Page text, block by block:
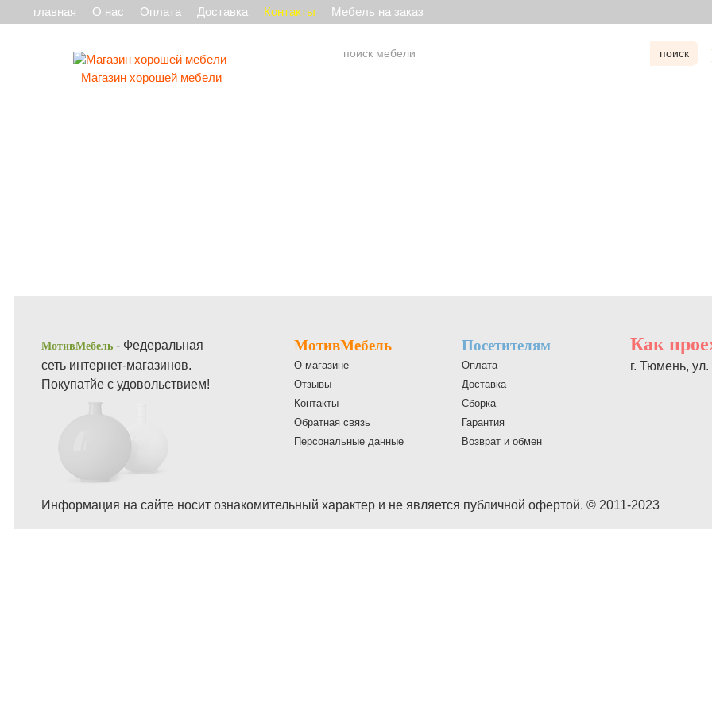
главная О нас Оплата Доставка Контакты Мебель на заказ
Магазин хорошей мебели
поиск
МотивМебель - Федеральная
сеть интернет-магазинов.
Покупатйе с удовольствием!
МотивМебель
О магазине
Отзывы
Контакты
Обратная связь
Персональные данные
Посетителям
Оплата
Доставка
Сборка
Гарантия
Возврат и обмен
Как
г. Тюмень,
Информация на сайте носит ознакомительный характер и не является публичной офертой. © 2011-2023